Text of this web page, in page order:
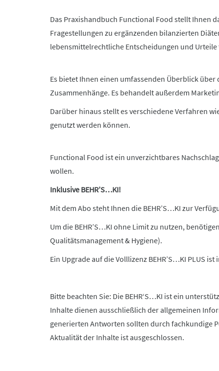
Das Praxishandbuch Functional Food stellt Ihnen
Fragestellungen zu ergänzenden bilanzierten
lebensmittelrechtliche Entscheidungen und
Es bietet Ihnen einen umfassenden Überblick
Zusammenhänge. Es behandelt außerdem
Darüber hinaus stellt es verschiedene Verfahren
genutzt werden können.
Functional Food ist ein unverzichtbares
wollen.
Inklusive BEHR’S…KI!
Mit dem Abo steht Ihnen die BEHR’S…KI zur
Um die BEHR’S…KI ohne Limit zu nutzen,
Qualitätsmanagement & Hygiene).
Ein Upgrade auf die Volllizenz BEHR’S…KI PLUS
Bitte beachten Sie: Die BEHR‘S…KI ist ein
Inhalte dienen ausschließlich der allgemeinen
generierten Antworten sollten durch fachkundige
Aktualität der Inhalte ist ausgeschlossen.